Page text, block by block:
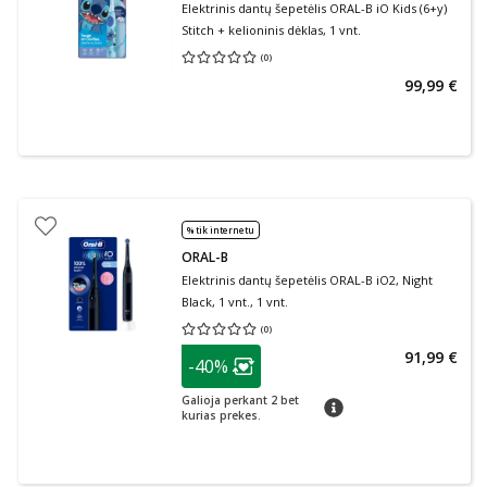
Elektrinis dantų šepetėlis ORAL-B iO Kids (6+y)
Stitch + kelioninis dėklas, 1 vnt.
(0)
Vidutinis įvertinimas 0.00
99,99 €
% tik internetu
ORAL-B
Elektrinis dantų šepetėlis ORAL-B iO2, Night
Black, 1 vnt., 1 vnt.
(0)
Vidutinis įvertinimas 0.00
patarimas
Lojalumo klubo narių nuolaida
-40%
Galioja perkant 2 bet
kurias prekes.
patarimas
91,99 €